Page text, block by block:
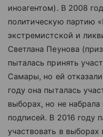
иноагентом). В 2008
политическую партию
экстремистской и
Светлана Пеунова
пыталась принять
Самары, но ей
году она пыталась
выборах, но не
подписей. В 2016 году
участвовать в выборах